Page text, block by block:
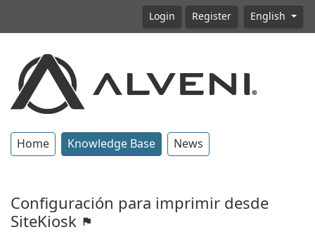
Login Register English
Home Knowledge Base News
Configuración para imprimir desde
SiteKiosk